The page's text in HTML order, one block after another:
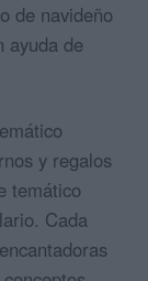
de navideño
ayuda de
y regalos
temático
Cada